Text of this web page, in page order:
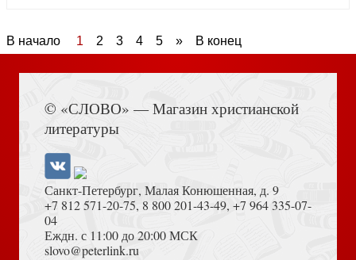
В начало 1 2 3 4 5 » В конец
© «СЛОВО» — Магазин христианской
литературы
Санкт-Петербург, Малая Конюшенная, д. 9
+7 812 571-20-75, 8 800 201-43-49, +7 964 335-07-
04
Еждн. с 11:00 до 20:00 МСК
slovo@peterlink.ru